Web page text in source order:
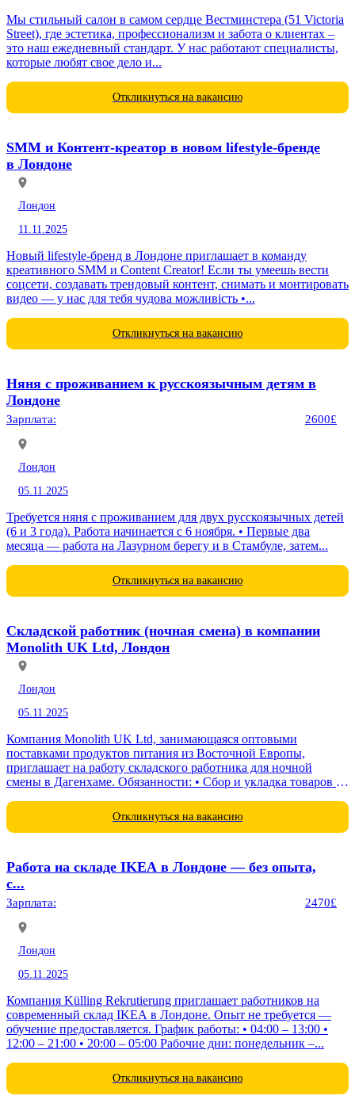
Мы стильный салон в самом сердце Вестминстера (51 Victoria
Street), где эстетика, профессионализм и забота о клиентах –
это наш ежедневный стандарт. У нас работают специалисты,
которые любят свое дело и...
Откликнуться на вакансию
SMM и Контент-креатор в новом lifestyle-бренде
в Лондоне
Лондон
11.11.2025
Новый lifestyle-бренд в Лондоне приглашает в команду
креативного SMM и Content Creator! Если ты умеешь вести
соцсети, создавать трендовый контент, снимать и монтировать
видео — у нас для тебя чудова можливість •...
Откликнуться на вакансию
Няня с проживанием к русскоязычным детям в
Лондоне
Зарплата: 2600£
Лондон
05.11.2025
Требуется няня с проживанием для двух русскоязычных детей
(6 и 3 года). Работа начинается с 6 ноября. • Первые два
месяца — работа на Лазурном берегу и в Стамбуле, затем...
Откликнуться на вакансию
Складской работник (ночная смена) в компании
Monolith UK Ltd, Лондон
Лондон
05.11.2025
Компания Monolith UK Ltd, занимающаяся оптовыми
поставками продуктов питания из Восточной Европы,
приглашает на работу складского работника для ночной
смены в Дагенхаме. Обязанности: • Сбор и укладка товаров на
Откликнуться на вакансию
Работа на складе IKEA в Лондоне — без опыта,
с...
Зарплата: 2470£
Лондон
05.11.2025
Компания Külling Rekrutierung приглашает работников на
современный склад IKEA в Лондоне. Опыт не требуется —
обучение предоставляется. График работы: • 04:00 – 13:00 •
12:00 – 21:00 • 20:00 – 05:00 Рабочие дни: понедельник –...
Откликнуться на вакансию